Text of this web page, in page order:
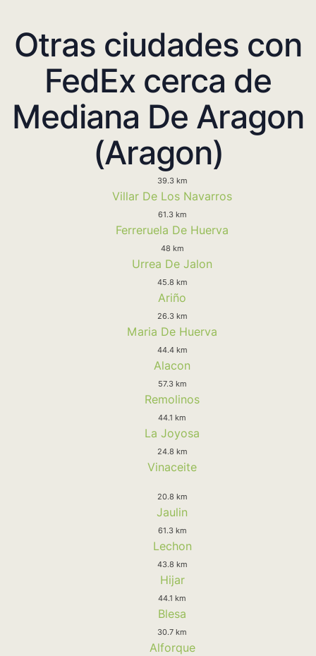
Otras ciudades con
FedEx cerca de
Mediana De Aragon
(Aragon)
39.3 km
Villar De Los Navarros
61.3 km
Ferreruela De Huerva
48 km
Urrea De Jalon
45.8 km
Ariño
26.3 km
Maria De Huerva
44.4 km
Alacon
57.3 km
Remolinos
44.1 km
La Joyosa
24.8 km
Vinaceite
20.8 km
Jaulin
61.3 km
Lechon
43.8 km
Hijar
44.1 km
Blesa
30.7 km
Alforque